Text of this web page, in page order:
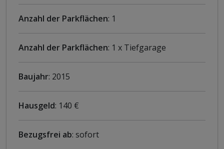
Anzahl der Parkflächen: 1
Anzahl der Parkflächen: 1 x Tiefgarage
Baujahr: 2015
Hausgeld: 140 €
Bezugsfrei ab: sofort